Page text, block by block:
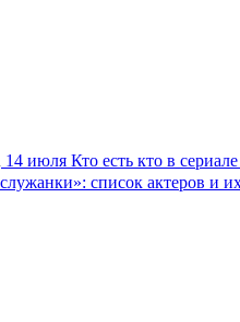
14 июля Кто есть кто в
служанки»: список актеров и